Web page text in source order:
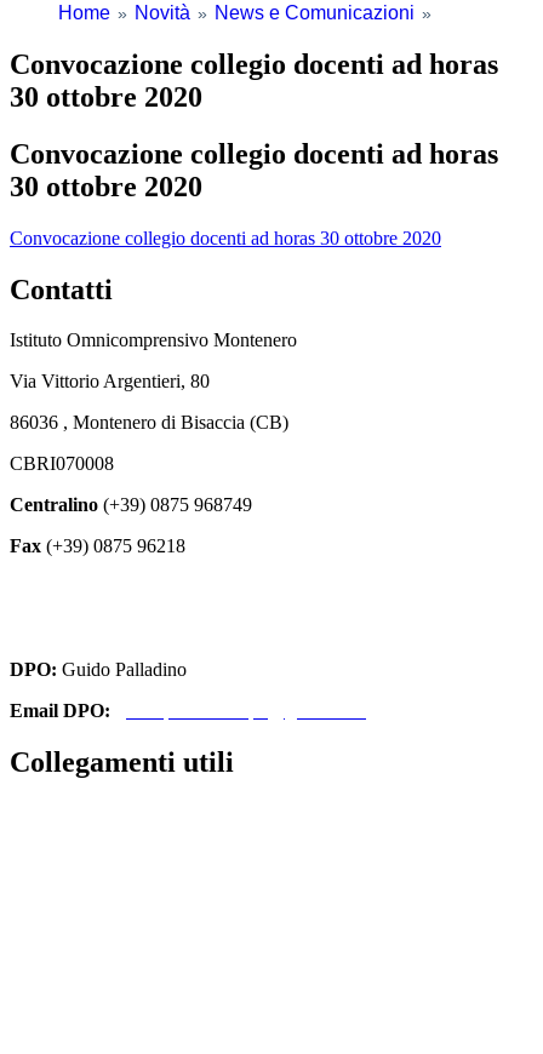
Home Novità News e Comunicazioni
Convocazione collegio docenti ad horas
30 ottobre 2020
Convocazione collegio docenti ad horas
30 ottobre 2020
Convocazione collegio docenti ad horas 30 ottobre 2020
Contatti
Istituto Omnicomprensivo Montenero
Via Vittorio Argentieri, 80
86036 , Montenero di Bisaccia (CB)
CBRI070008
Centralino (+39) 0875 968749
Fax (+39) 0875 96218
DPO: Guido Palladino
Email DPO:
Collegamenti utili